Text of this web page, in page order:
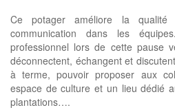
Ce potager améliore la
communication dans les
professionnel lors de cette pause
déconnectent, échangent et
à terme, pouvoir proposer aux
espace de culture et un lieu dédié
plantations….